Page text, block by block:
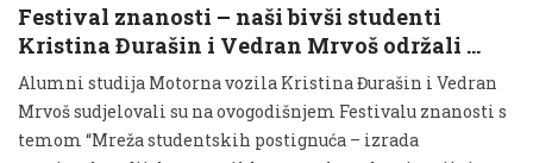
Festival znanosti – naši bivši studenti
Kristina Đurašin i Vedran Mrvoš održali …
Alumni studija Motorna vozila Kristina Đurašin i Vedran
Mrvoš sudjelovali su na ovogodišnjem Festivalu znanosti s
temom “Mreža studentskih postignuća – izrada